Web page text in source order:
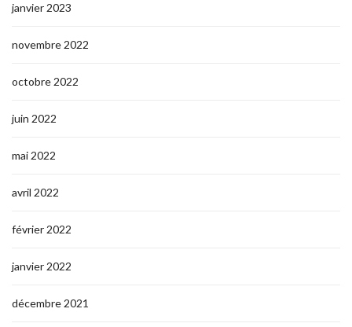
janvier 2023
novembre 2022
octobre 2022
juin 2022
mai 2022
avril 2022
février 2022
janvier 2022
décembre 2021